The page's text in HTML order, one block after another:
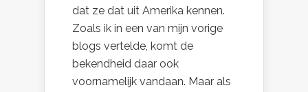
dat ze dat uit Amerika kennen.
Zoals ik in een van mijn vorige
blogs vertelde, komt de
bekendheid daar ook
voornamelijk vandaan. Maar als